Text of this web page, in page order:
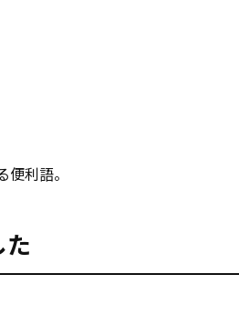
利語。